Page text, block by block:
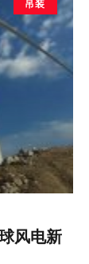
吊装
风电新